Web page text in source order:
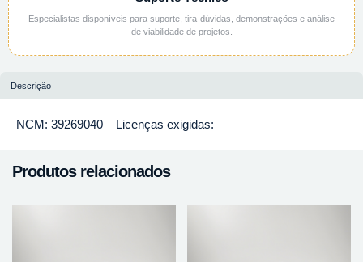
Especialistas disponíveis para suporte, tira-dúvidas, demonstrações e análise
de viabilidade de projetos.
Descrição
NCM: 39269040 – Licenças exigidas: –
Produtos relacionados